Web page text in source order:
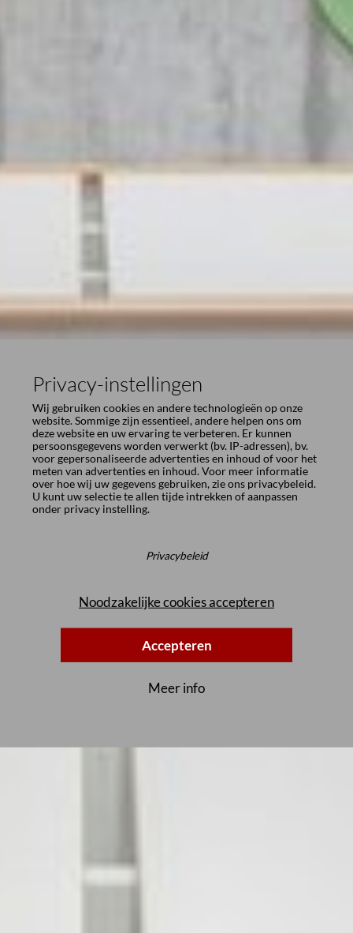
Privacy-instellingen
Wij gebruiken cookies en andere technologieën op onze
website. Sommige zijn essentieel, andere helpen ons om
deze website en uw ervaring te verbeteren. Er kunnen
persoonsgegevens worden verwerkt (bv. IP-adressen), bv.
voor gepersonaliseerde advertenties en inhoud of voor het
meten van advertenties en inhoud. Voor meer informatie
over hoe wij uw gegevens gebruiken, zie ons privacybeleid.
U kunt uw selectie te allen tijde intrekken of aanpassen
onder privacy instelling.
Privacybeleid
Noodzakelijke cookies accepteren
Accepteren
Meer info